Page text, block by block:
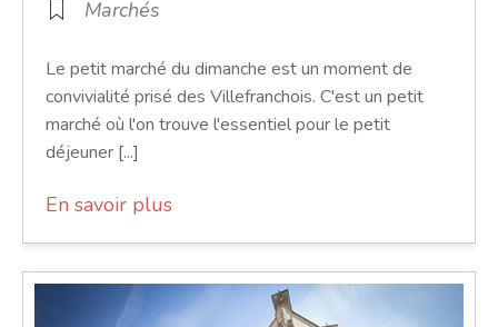
Marchés
Le petit marché du dimanche est un moment de
convivialité prisé des Villefranchois. C'est un petit
marché où l'on trouve l'essentiel pour le petit
déjeuner [...]
En savoir plus